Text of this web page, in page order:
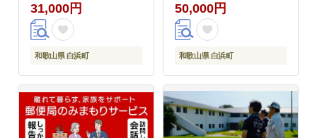
31,000円
和歌山県 白浜町
50,000円
和歌山県 白浜町